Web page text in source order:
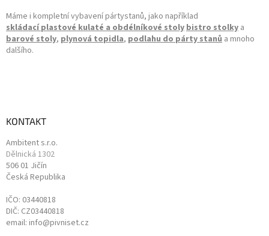
Máme i kompletní vybavení pártystanů, jako například
skládací plastové kulaté a obdélníkové stoly bistro stolky a
barové stoly, plynová topidla, podlahu do párty stanů a mnoho
dalšího.
KONTAKT
Ambitent s.r.o.
Dělnická 1302
506 01 Jičín
Česká Republika
IČO: 03440818
DIČ: CZ03440818
email: info@pivniset.cz